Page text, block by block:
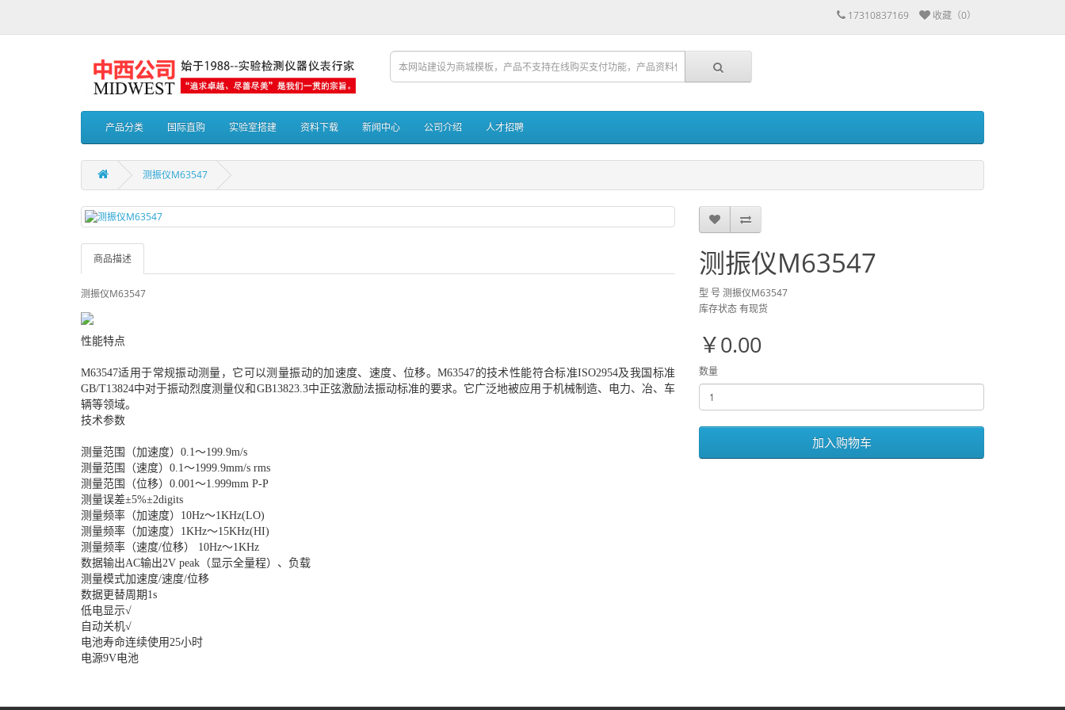
17310837169 收藏（0）
产品分类 国际直购 实验室搭建 资料下载 新闻中心 公司介绍 人才招聘
测振仪M63547
商品描述
测振仪M63547
性能特点
M63547适用于常规振动测量，它可以测量振动的加速度、速度、位移。M63547的技术性能符合标准ISO2954及我国标准
GB/T13824中对于振动烈度测量仪和GB13823.3中正弦激励法振动标准的要求。它广泛地被应用于机械制造、电力、冶、车
辆等领域。
技术参数
测量范围（加速度）0.1～199.9m/s
测量范围（速度）0.1～1999.9mm/s rms
测量范围（位移）0.001～1.999mm P-P
测量误差±5%±2digits
测量频率（加速度）10Hz～1KHz(LO)
测量频率（加速度）1KHz～15KHz(HI)
测量频率（速度/位移） 10Hz～1KHz
数据输出AC输出2V peak（显示全量程）、负载
测量模式加速度/速度/位移
数据更替周期1s
低电显示√
自动关机√
电池寿命连续使用25小时
电源9V电池
测振仪M63547
型 号 测振仪M63547
库存状态 有现货
￥0.00
数量
加入购物车